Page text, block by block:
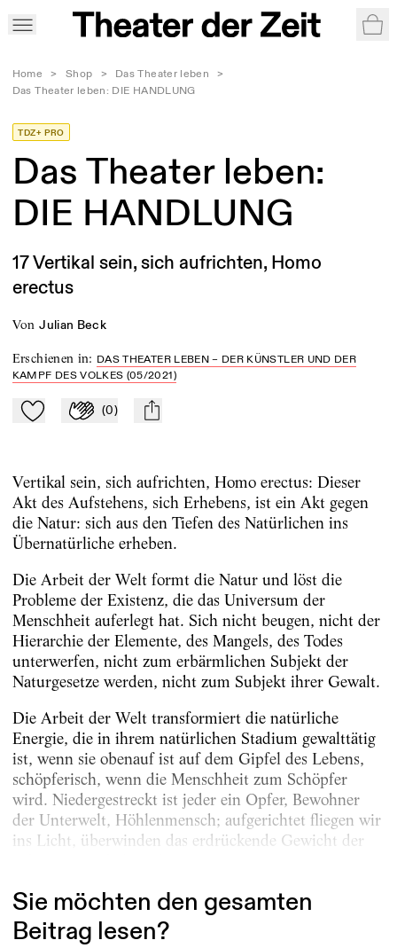
Home > Shop > Das Theater leben
>
Das Theater leben: DIE HANDLUNG
TDZ+ PRO
Das Theater leben:
DIE HANDLUNG
17 Vertikal sein, sich aufrichten, Homo
erectus
von Julian Beck
Erschienen in: DAS THEATER LEBEN – DER KÜNSTLER UND DER
KAMPF DES VOLKES (05/2021)
Zu Mein-TdZ hinzufügen
Applaudieren
(0) mail
Vertikal sein, sich aufrichten, Homo erectus: Dieser
Akt des Aufstehens, sich Erhebens, ist ein Akt gegen
die Natur: sich aus den Tiefen des Natürlichen ins
Übernatürliche erheben.
Die Arbeit der Welt formt die Natur und löst die
Probleme der Existenz, die das Universum der
Menschheit auferlegt hat. Sich nicht beugen, nicht der
Hierarchie der Elemente, des Mangels, des Todes
unterwerfen, nicht zum erbärmlichen Subjekt der
Naturgesetze werden, nicht zum Subjekt ihrer Gewalt.
Die Arbeit der Welt transformiert die natürliche
Energie, die in ihrem natürlichen Stadium gewalttätig
ist, wenn sie obenauf ist auf dem Gipfel des Lebens,
schöpferisch, wenn die Menschheit zum Schöpfer
wird. Niedergestreckt ist jeder ein Opfer, Bewohner
der Unterwelt, Höhlenmensch; aufgerichtet fliegen wir
ins Licht, überwinden das erdrückende Gewicht der
Sie möchten den gesamten
Beitrag lesen?